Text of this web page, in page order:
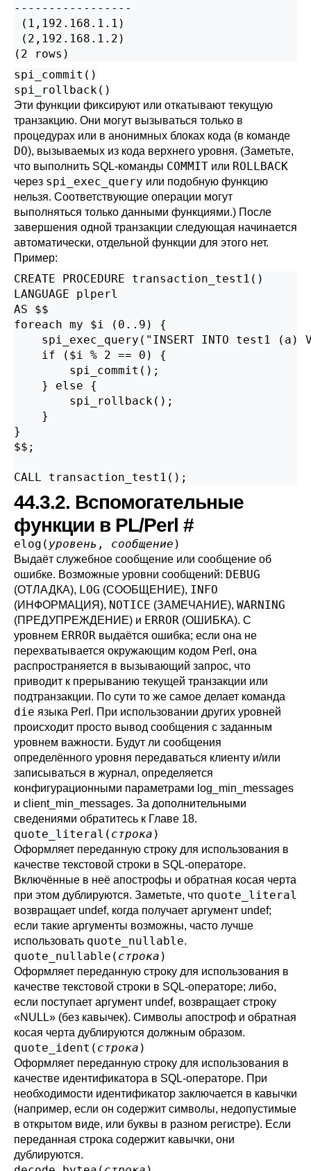
-----------------
(1,192.168.1.1)
(2,192.168.1.2)
(2 rows)
spi_commit()
spi_rollback()
Эти функции фиксируют или откатывают текущую
транзакцию. Они могут вызываться только в
процедурах или в анонимных блоках кода (в команде
DO), вызываемых из кода верхнего уровня. (Заметьте,
что выполнить SQL-команды COMMIT или ROLLBACK
через spi_exec_query или подобную функцию
нельзя. Соответствующие операции могут
выполняться только данными функциями.) После
завершения одной транзакции следующая начинается
автоматически, отдельной функции для этого нет.
Пример:
CREATE PROCEDURE transaction_test1()
LANGUAGE plperl
AS $$
foreach my $i (0..9) {
spi_exec_query("INSERT INTO test1 (a)
    if ($i % 2 == 0) {
        spi_commit();
    } else {
        spi_rollback();
    }
}
$$;
CALL transaction_test1();
44.3.2. Вспомогательные
функции в PL/Perl #
elog( уровень , сообщение )
Выдаёт служебное сообщение или сообщение об
ошибке. Возможные уровни сообщений: DEBUG
(ОТЛАДКА), LOG (СООБЩЕНИЕ), INFO
(ИНФОРМАЦИЯ), NOTICE (ЗАМЕЧАНИЕ), WARNING
(ПРЕДУПРЕЖДЕНИЕ) и ERROR (ОШИБКА). С
уровнем ERROR выдаётся ошибка; если она не
перехватывается окружающим кодом Perl, она
распространяется в вызывающий запрос, что
приводит к прерыванию текущей транзакции или
подтранзакции. По сути то же самое делает команда
die языка Perl. При использовании других уровней
происходит просто вывод сообщения с заданным
уровнем важности. Будут ли сообщения
определённого уровня передаваться клиенту и/или
записываться в журнал, определяется
конфигурационными параметрами log_min_messages
и client_min_messages. За дополнительными
сведениями обратитесь к Главе 18.
quote_literal( строка )
Оформляет переданную строку для использования в
качестве текстовой строки в SQL-операторе.
Включённые в неё апострофы и обратная косая черта
при этом дублируются. Заметьте, что quote_literal
возвращает undef, когда получает аргумент undef;
если такие аргументы возможны, часто лучше
использовать quote_nullable.
quote_nullable( строка )
Оформляет переданную строку для использования в
качестве текстовой строки в SQL-операторе; либо,
если поступает аргумент undef, возвращает строку
«NULL» (без кавычек). Символы апостроф и обратная
косая черта дублируются должным образом.
quote_ident( строка )
Оформляет переданную строку для использования в
качестве идентификатора в SQL-операторе. При
необходимости идентификатор заключается в кавычки
(например, если он содержит символы, недопустимые
в открытом виде, или буквы в разном регистре). Если
переданная строка содержит кавычки, они
дублируются.